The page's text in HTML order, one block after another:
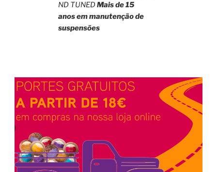
ND TUNEDMais de 15
anos em manutenção de
suspensões